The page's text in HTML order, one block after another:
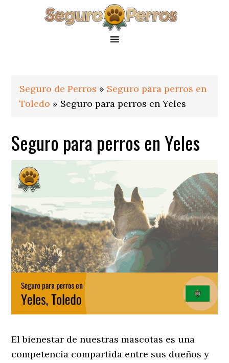
Seguro de Perros » Seguro para perros en
Toledo » Seguro para perros en Yeles
Seguro para perros en Yeles
El bienestar de nuestras mascotas es una
competencia compartida entre sus dueños y